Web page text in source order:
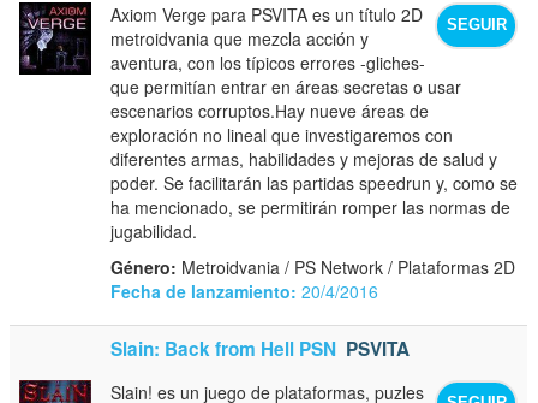
SEGUIR
Axiom Verge para PSVITA es un título 2D
metroidvania que mezcla acción y
aventura, con los típicos errores -gliches-
que permitían entrar en áreas secretas o usar
escenarios corruptos.Hay nueve áreas de
exploración no lineal que investigaremos con
diferentes armas, habilidades y mejoras de salud y
poder. Se facilitarán las partidas speedrun y, como se
ha mencionado, se permitirán romper las normas de
jugabilidad.
Género: Metroidvania / PS Network / Plataformas 2D
Fecha de lanzamiento: 20/4/2016
Slain: Back from Hell PSN PSVITA
Slain! es un juego de plataformas, puzles